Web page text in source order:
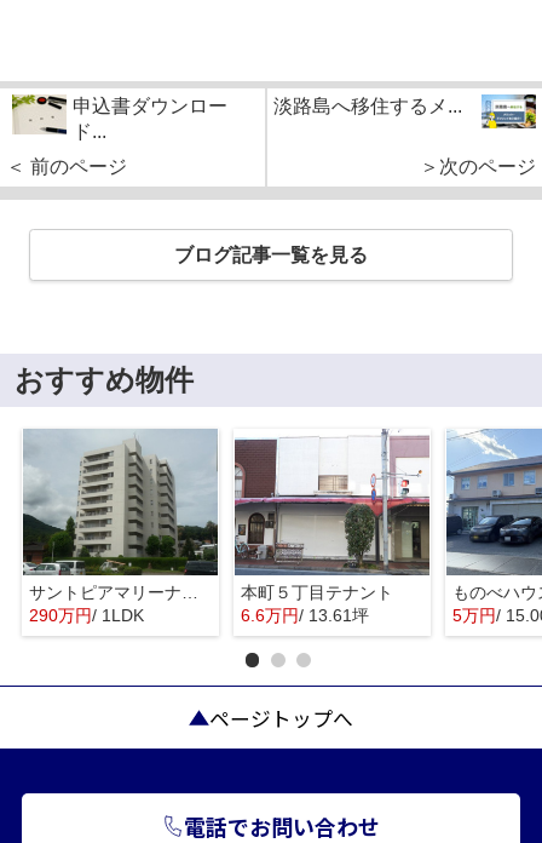
申込書ダウンロー
ド...
＜ 前のページ
淡路島へ移住するメ...
＞次のページ
ブログ記事一覧を見る
おすすめ物件
サントピアマリーナマンションⅠ
290万円/ 1LDK
本町５丁目テナント
6.6万円/ 13.61坪
ものべハウ
5万円/
ページトップへ
電話でお問い合わせ